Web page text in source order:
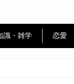
識・雑学 恋愛